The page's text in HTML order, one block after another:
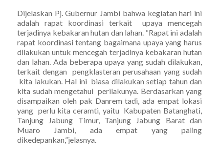
Dijelaskan Pj. Gubernur Jambi bahwa kegiatan hari ini
adalah rapat koordinasi terkait upaya mencegah
terjadinya kebakaran hutan dan lahan. “Rapat ini adalah
rapat koordinasi tentang bagaimana upaya yang harus
dilakukan untuk mencegah terjadinya kebakaran hutan
dan lahan. Ada beberapa upaya yang sudah dilakukan,
terkait dengan pengklasteran perusahaan yang sudah
kita lakukan. Hal ini biasa dilakukan setiap tahun dan
kita sudah mengetahui perilakunya. Berdasarkan yang
disampaikan oleh pak Danrem tadi, ada empat lokasi
yang perlu kita ceramti, yaitu Kabupaten Batanghati,
Tanjung Jabung Timur, Tanjung Jabung Barat dan
Muaro Jambi, ada empat yang paling
dikedepankan,”jelasnya.